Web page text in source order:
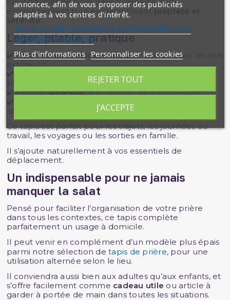
tapis permet de prier dans n’importe quel
environnement tout en garantissant
sérénité.
Léger, pliable, pratique
✔️ Tissurésistant et imperméable , parfait pour les sols
extérieurs.
✔️ Formatultra-plat, à emporter sans encombre.
Ce tapis est parfait pour les trajets, les journées au
travail, les voyages ou les sorties en famille.
Il s’ajoute naturellement à vos essentiels de
déplacement.
Un indispensable pour ne jamais
manquer la salat
Pensé pour faciliter l’organisation de votre prière
dans tous les contextes, ce tapis complète
parfaitement un usage à domicile.
Il peut venir en complément d’un modèle plus épais
parmi notre sélection detapis de prière, pour une
utilisation alternée selon le lieu.
Il conviendra aussi bien aux adultes qu’aux enfants, et
s’offre facilement comme cadeau utile ou article à
garder à portée de main dans toutes les situations.
annonces, afin de vous proposer des publicités
adaptées à vos centres d'intérêt.
site de Google concernant la confidentialité et les
conditions d'utilisation
Plus d'informations Personnaliser les cookies
REJETER TOUT
J'ACCEPTE